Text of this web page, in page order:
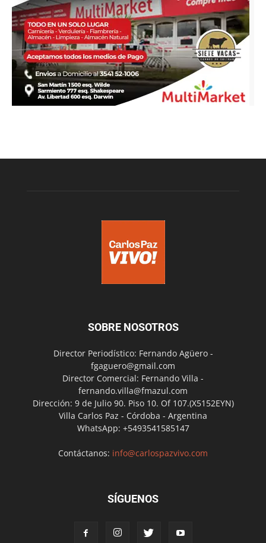
SOBRE NOSOTROS
Director Periodístico: Fernando Agüero -
fgaguero@gmail.com
Director Comercial: Fernando Villa -
fernando.villa@fmazul.com
Dirección: 9 de Julio 90. Piso 10. Of 107.(X5152EYN)
Villa Carlos Paz - Córdoba - Argentina
WhatsApp: +5493541585147
Contáctanos: info@carlospazvivo.com
SÍGUENOS